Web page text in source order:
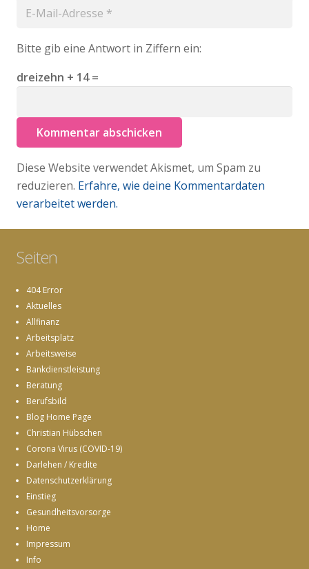
Bitte gib eine Antwort in Ziffern ein:
dreizehn + 14 =
Kommentar abschicken
Diese Website verwendet Akismet, um Spam zu
reduzieren. Erfahre, wie deine Kommentardaten
verarbeitet werden.
Seiten
404 Error
Aktuelles
Allfinanz
Arbeitsplatz
Arbeitsweise
Bankdienstleistung
Beratung
Berufsbild
Blog Home Page
Christian Hübschen
Corona Virus (COVID-19)
Darlehen / Kredite
Datenschutzerklärung
Einstieg
Gesundheitsvorsorge
Home
Impressum
Info